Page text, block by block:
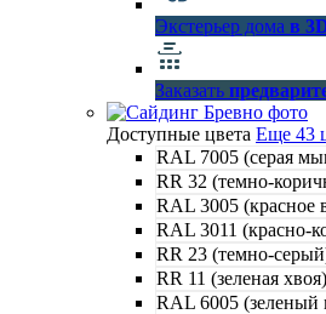
Экстерьер дома в
Заказать
Доступные цвета Еще 43
RAL 7005 (серая
RR 32 (темно-
RAL 3005 (красное
RAL 3011 (красно-
RR 23 (темно-
RR 11 (зеленая хвоя)
RAL 6005 (зеленый